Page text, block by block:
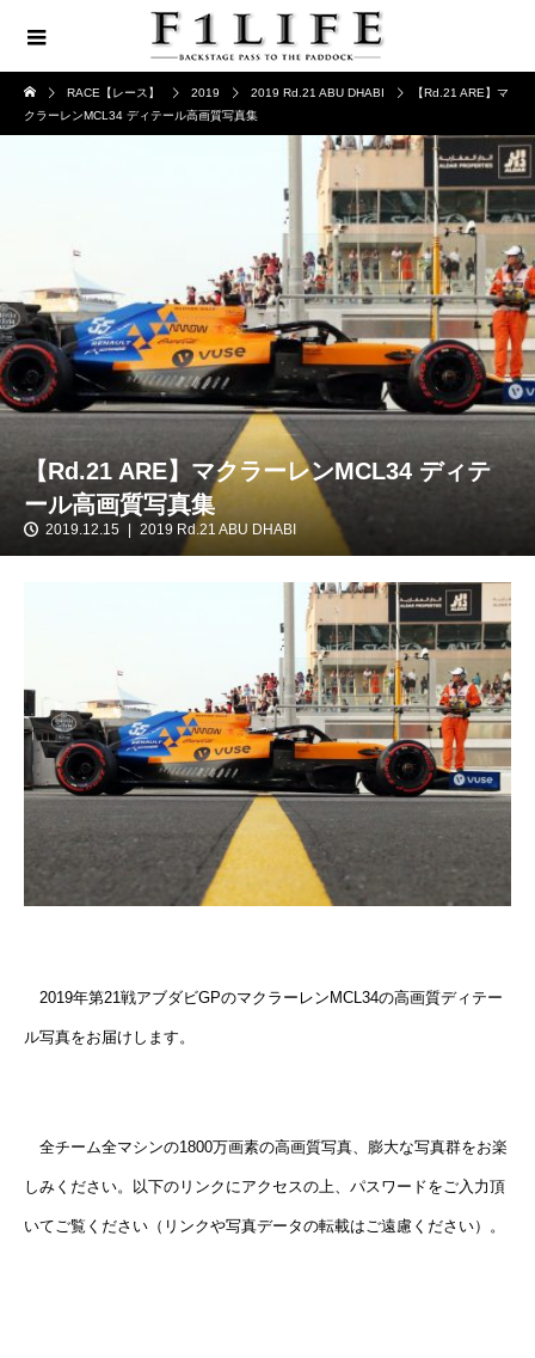
RACE【レース】 2019 2019 Rd.21 ABU DHABI
【Rd.21 ARE】マ
クラーレンMCL34 ディテール高画質写真集
【Rd.21 ARE】マクラーレンMCL34 ディテ
ール高画質写真集
2019.12.15 2019 Rd.21 ABU DHABI
2019年第21戦アブダビGPのマクラーレンMCL34の高画質ディテー
ル写真をお届けします。
全チーム全マシンの1800万画素の高画質写真、膨大な写真群をお楽
しみください。以下のリンクにアクセスの上、パスワードをご入力頂
いてご覧ください（リンクや写真データの転載はご遠慮ください）。